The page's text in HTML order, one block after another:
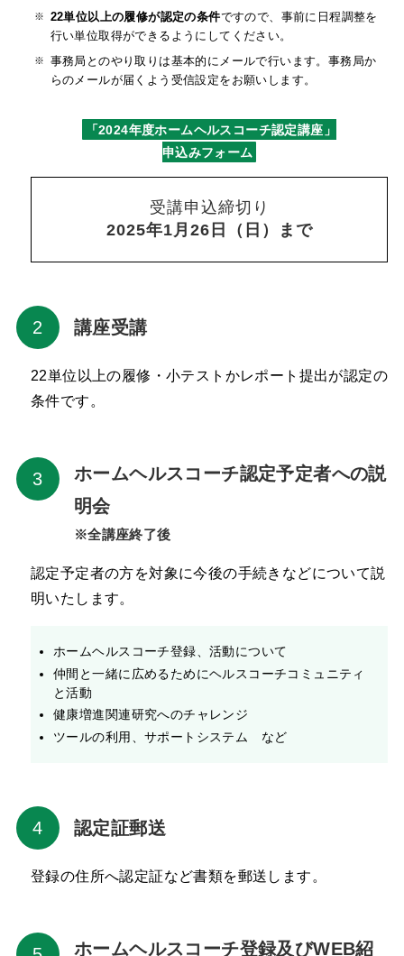
22単位以上の履修が認定の条件ですので、事前に日程調整を
行い単位取得ができるようにしてください。
事務局とのやり取りは基本的にメールで行います。事務局か
らのメールが届くよう受信設定をお願いします。
「2024年度ホームヘルスコーチ認定講座」
申込みフォーム
受講申込締切り
2025年1月26日（日）まで
講座受講
22単位以上の履修・小テストかレポート提出が認定の
条件です。
ホームヘルスコーチ認定予定者への説
明会
※全講座終了後
認定予定者の方を対象に今後の手続きなどについて説
明いたします。
ホームヘルスコーチ登録、活動について
仲間と一緒に広めるためにヘルスコーチコミュニティ
と活動
健康増進関連研究へのチャレンジ
ツールの利用、サポートシステム など
認定証郵送
登録の住所へ認定証など書類を郵送します。
ホームヘルスコーチ登録及びWEB紹